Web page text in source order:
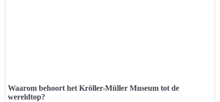
Waarom behoort het Kröller-Müller Museum tot de
wereldtop?